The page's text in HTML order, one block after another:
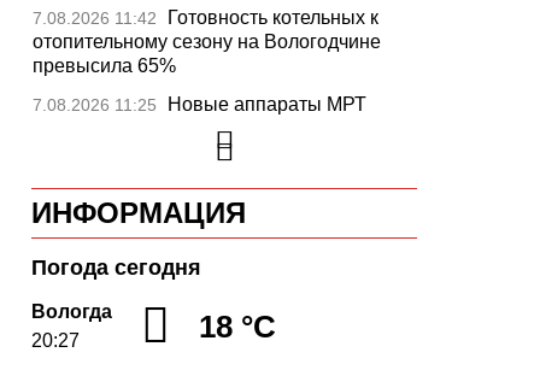
7.08.2026 11:42
Готовность котельных к
отопительному сезону на Вологодчине
превысила 65%
7.08.2026 11:25
Новые аппараты МРТ
установят в двух медучреждениях
Вологодской области
7.08.2026 10:41 В Устюжне отметят 774-
летие города фестивалем кузнечного
мастерства
7.08.2026 10:18 Вологодская область
уверенно шагает в цифровое будущее
7.08.2026 09:49
На Вологодчине подвели
ИНФОРМАЦИЯ
Погода сегодня
Вологда
20:27
18 °C